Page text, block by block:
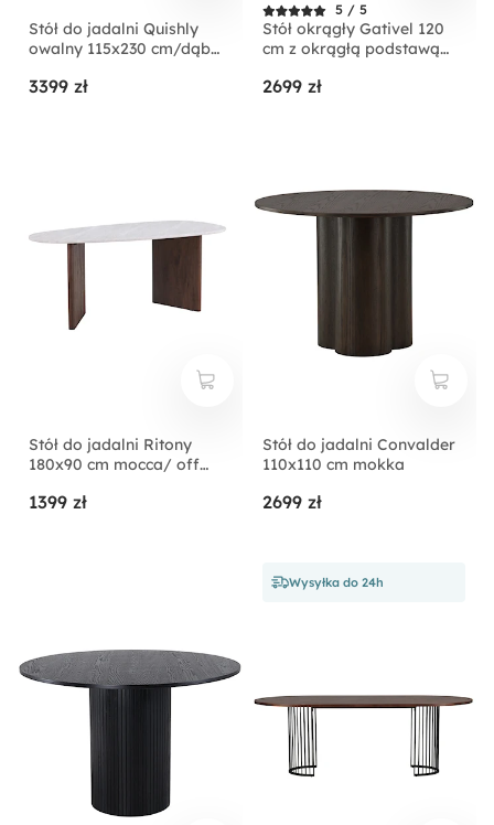
Stół do jadalni Quishly
owalny 115x230 cm/dąb
3399 zł
5 / 5
Stół okrągły Gativel 120
cm z okrągłą podstawą
2699 zł
Stół do jadalni Ritony
180x90 cm mocca/ off
1399 zł
Stół do jadalni Convalder
110x110 cm mokka
2699 zł
Wysyłka do 24h